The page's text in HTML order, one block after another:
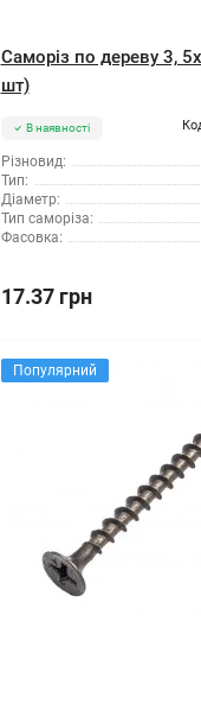
Саморіз по дереву 3,
шт)
В наявності
Різновид:
Тип:
Діаметр:
Тип саморіза:
Фасовка:
17.37 грн
Популярний